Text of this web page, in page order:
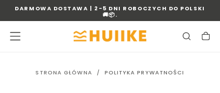
PRZEJDŹ
DARMOWA DOSTAWA | 2-5 DNI ROBOCZYCH DO POLSKI
🚚📦.
STRONA GŁÓWNA / POLITYKA PRYWATNOŚCI